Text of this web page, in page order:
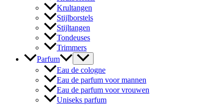
Krultangen
Stijlborstels
Stijltangen
Tondeuses
Trimmers
Parfum
Eau de cologne
Eau de parfum voor mannen
Eau de parfum voor vrouwen
Uniseks parfum